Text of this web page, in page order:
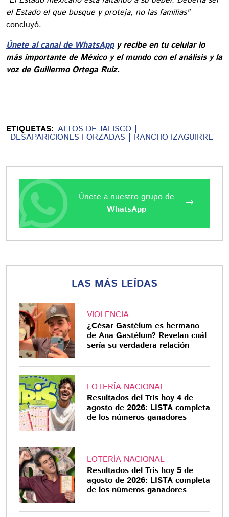
el Estado el que busque y proteja, no las familias"
concluyó.
Únete al canal de WhatsAppy recibe en tu celular lo
más importante de México y el mundo con el análisis y la
voz de Guillermo Ortega Ruiz.
ETIQUETAS: ALTOS DE JALISCO
DESAPARICIONES FORZADAS RANCHO IZAGUIRRE
Únete a nuestro grupo de
WhatsApp
LAS MÁS LEÍDAS
VIOLENCIA
¿César Gastélum es hermano
de Ana Gastélum? Revelan cuál
sería su verdadera relación
LOTERÍA NACIONAL
Resultados del Tris hoy 4 de
agosto de 2026: LISTA completa
de los números ganadores
LOTERÍA NACIONAL
Resultados del Tris hoy 5 de
agosto de 2026: LISTA completa
de los números ganadores